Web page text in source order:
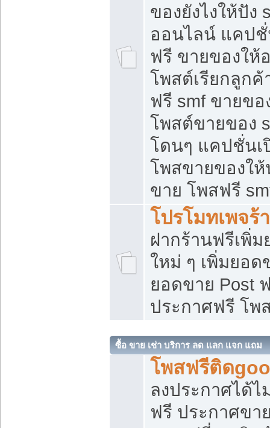
ของยังไงให้ปั
ออนไลน์ แคป
ฟรี ขายของให้
โพสต์เรียกลูกค้
ฟรี smf ขายขอ
โพสต์ขายของ
โดนๆ แคปชั่นเ
โพสขายของใ
ขาย โพสฟรี
โปรโมทเพจร้
ฝากร้านฟรีเพิ่
ใหม่ ๆ เพิ่มยอด
ยอดขาย Post
ประกาศฟรี โพ
ซื้อ ขาย เช่า บริการ ลด แลก แจก แถม
โพสฟรีติด
ลงประกาศได้
ฟรี ประกาศข